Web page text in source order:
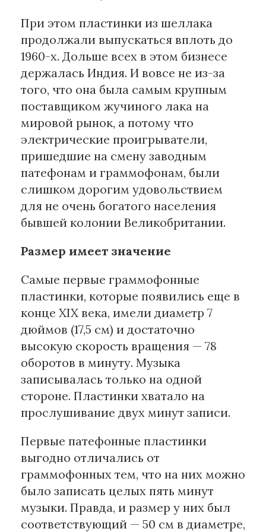
При этом пластинки из шеллака
продолжали выпускаться вплоть до
1960-х. Дольше всех в этом бизнесе
держалась Индия. И вовсе не из-за
того, что она была самым крупным
поставщиком жучиного лака на
мировой рынок, а потому что
электрические проигрыватели,
пришедшие на смену заводным
патефонам и граммофонам, были
слишком дорогим удовольствием
для не очень богатого населения
бывшей колонии Великобритании.
Размер имеет значение
Самые первые граммофонные
пластинки, которые появились еще в
конце XIX века, имели диаметр 7
дюймов (17,5 см) и достаточно
высокую скорость вращения — 78
оборотов в минуту. Музыка
записывалась только на одной
стороне. Пластинки хватало на
прослушивание двух минут записи.
Первые патефонные пластинки
выгодно отличались от
граммофонных тем, что на них можно
было записать целых пять минут
музыки. Правда, и размер у них был
соответствующий — 50 см в диаметре,